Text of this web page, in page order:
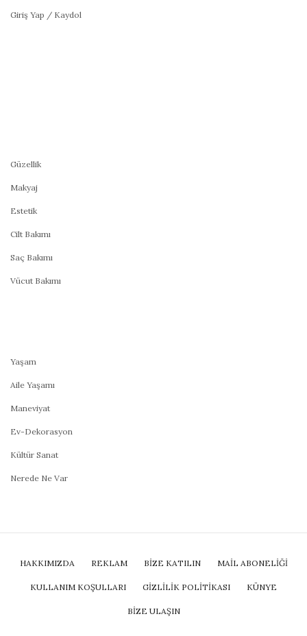
Giriş Yap / Kaydol
Güzellik
Makyaj
Estetik
Cilt Bakımı
Saç Bakımı
Vücut Bakımı
Yaşam
Aile Yaşamı
Maneviyat
Ev-Dekorasyon
Kültür Sanat
Nerede Ne Var
HAKKIMIZDA REKLAM BİZE KATILIN MAIL ABONELIĞI
KULLANIM KOŞULLARI GIZLILIK POLITIKASI KÜNYE
BIZE ULAŞIN